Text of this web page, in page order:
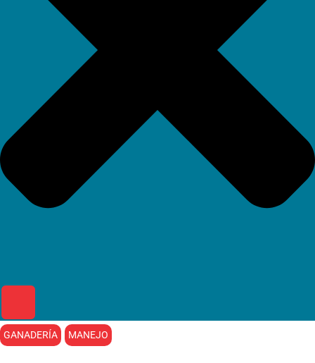
GANADERÍA MANEJO